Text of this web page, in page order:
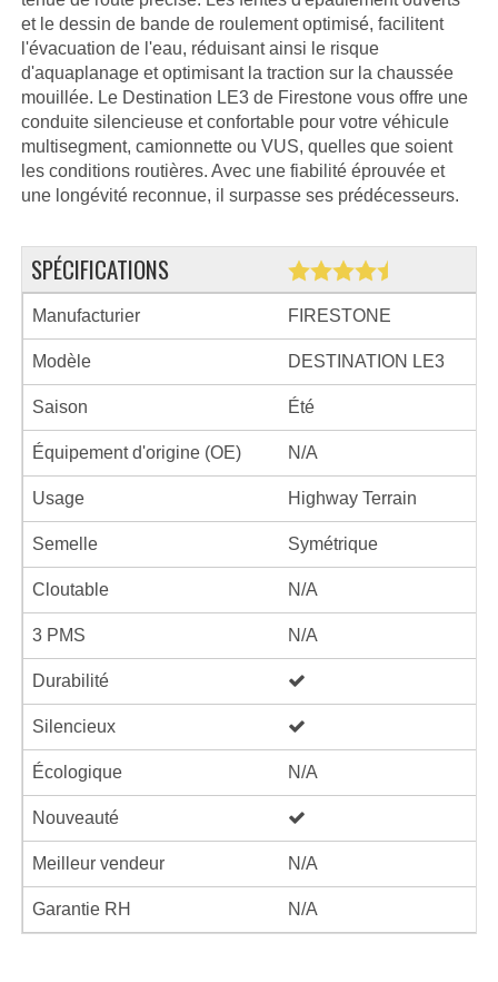
et le dessin de bande de roulement optimisé, facilitent
l'évacuation de l'eau, réduisant ainsi le risque
d'aquaplanage et optimisant la traction sur la chaussée
mouillée. Le Destination LE3 de Firestone vous offre une
conduite silencieuse et confortable pour votre véhicule
multisegment, camionnette ou VUS, quelles que soient
les conditions routières. Avec une fiabilité éprouvée et
une longévité reconnue, il surpasse ses prédécesseurs.
SPÉCIFICATIONS
Manufacturier FIRESTONE
Modèle DESTINATION LE3
Saison Été
Équipement d'origine (OE) N/A
Usage Highway Terrain
Semelle Symétrique
Cloutable N/A
3 PMS N/A
Durabilité
Silencieux
Écologique N/A
Nouveauté
Meilleur vendeur N/A
Garantie RH N/A